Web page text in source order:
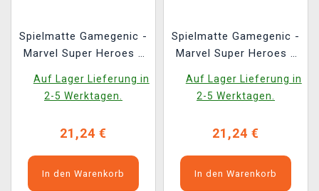
Spielmatte Gamegenic -
Marvel Super Heroes -
Auf Lager Lieferung in
2-5 Werktagen.
21,24 €
In den Warenkorb
Spielmatte Gamegenic -
Marvel Super Heroes -
Auf Lager Lieferung in
2-5 Werktagen.
21,24 €
In den Warenkorb